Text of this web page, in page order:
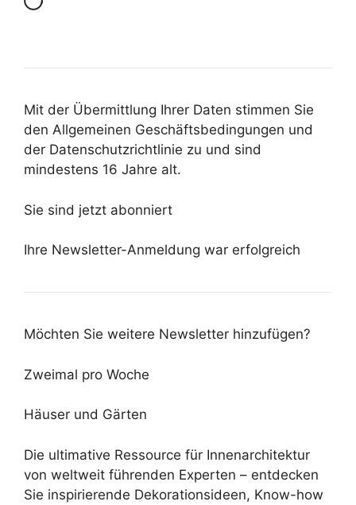
Mit der Übermittlung Ihrer Daten stimmen Sie
den Allgemeinen Geschäftsbedingungen und
der Datenschutzrichtlinie zu und sind
mindestens 16 Jahre alt.
Sie sind jetzt abonniert
Ihre Newsletter-Anmeldung war erfolgreich
Möchten Sie weitere Newsletter hinzufügen?
Zweimal pro Woche
Häuser und Gärten
Die ultimative Ressource für Innenarchitektur
von weltweit führenden Experten – entdecken
Sie inspirierende Dekorationsideen, Know-how